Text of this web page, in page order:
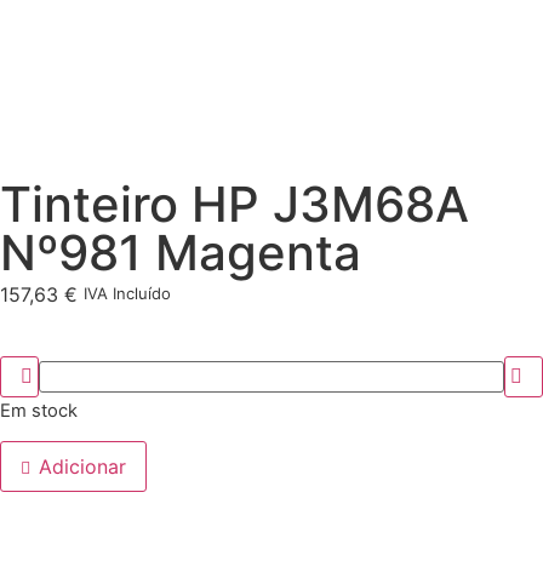
Tinteiro HP J3M68A
Nº981 Magenta
157,63 € IVA Incluído
Em stock
Adicionar